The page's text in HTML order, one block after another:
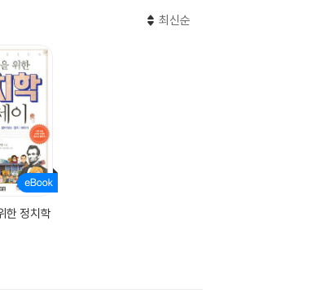
최신순
한 정치학